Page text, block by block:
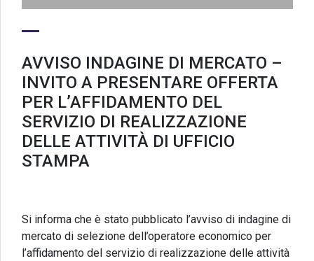
AVVISO INDAGINE DI MERCATO –
INVITO A PRESENTARE OFFERTA
PER L’AFFIDAMENTO DEL
SERVIZIO DI REALIZZAZIONE
DELLE ATTIVITÀ DI UFFICIO
STAMPA
Si informa che è stato pubblicato l’avviso di indagine di
mercato di selezione dell’operatore economico per
l’affidamento del servizio di realizzazione delle attività